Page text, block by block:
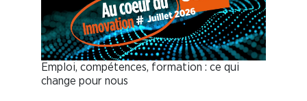
Emploi, compétences, formation : ce qui
change pour nous